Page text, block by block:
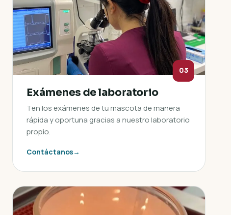
03
Exámenes de laboratorio
Ten los exámenes de tu mascota de manera
rápida y oportuna gracias a nuestro laboratorio
propio.
Contáctanos→